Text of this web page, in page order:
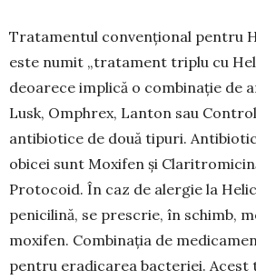
Tratamentul convențional pen­tru
este numit „tra­tament triplu cu
deoarece implică o combinație de
Lusk, Omphrex, Lanton sau
antibiotice de două tipuri.
obicei sunt Moxifen și
Protocoid. În caz de alergie la
penicilină, se pre­scrie, în schimb,
moxifen. Combi­nația de
pentru eradi­carea bacteriei.